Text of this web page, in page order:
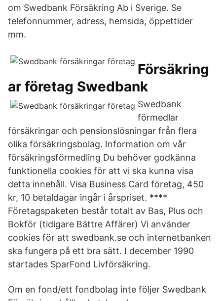
om Swedbank Försäkring Ab i Sverige. Se
telefonnummer, adress, hemsida, öppettider
mm.
Försäkring
ar företag Swedbank
Swedbank
förmedlar
försäkringar och pensionslösningar från flera
olika försäkringsbolag. Information om vår
försäkringsförmedling Du behöver godkänna
funktionella cookies för att vi ska kunna visa
detta innehåll. Visa Business Card företag, 450
kr, 10 betaldagar ingår i årspriset. ****
Företagspaketen består totalt av Bas, Plus och
Bokför (tidigare Bättre Affärer) Vi använder
cookies för att swedbank.se och internetbanken
ska fungera på ett bra sätt. I december 1990
startades SparFond Livförsäkring.
Om en fond/ett fondbolag inte följer Swedbank